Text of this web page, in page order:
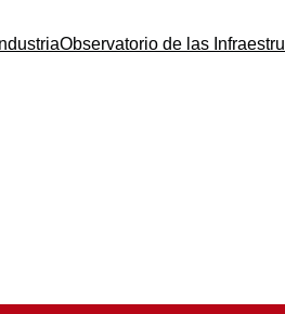
Observatorio de las